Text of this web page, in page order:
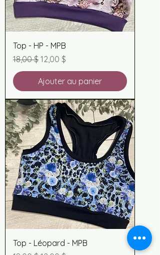
Top - HP - MPB
Prix original
18,00 $ Prix promotionnel
12,00 $
Ajouter au panier
Top - Léopard - MPB